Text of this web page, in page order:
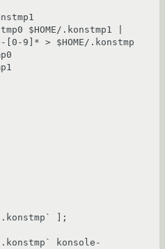
$HOME/.konstmp1 |
9]* > $HOME/.konstmp
];
.konstmp` konsole-